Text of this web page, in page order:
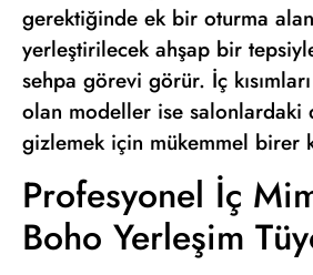
gerektiğinde ek bir oturma
yerleştirilecek ahşap bir
sehpa görevi görür. İç
olan modeller ise salonlardaki
gizlemek için mükemmel birer
Profesyonel İç
Boho Yerleşim